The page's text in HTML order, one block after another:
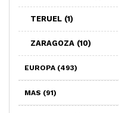
TERUEL (1)
ZARAGOZA (10)
EUROPA (493)
MAS (91)